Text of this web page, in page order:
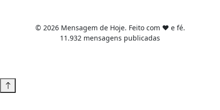
© 2026 Mensagem de Hoje. Feito com ❤️ e fé.
11.932 mensagens publicadas